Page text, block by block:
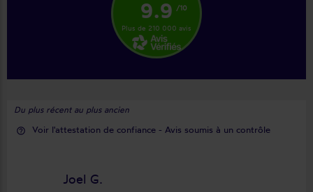
9.9 /10
Plus de 210 000 avis
Du plus récent au plus ancien
help_outline Voir l'attestation de confiance - Avis soumis à un contrôle
Joel G.